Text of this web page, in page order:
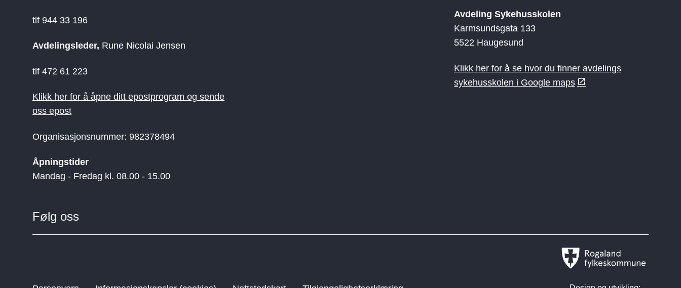
tlf 944 33 196
Avdelingsleder, Rune Nicolai Jensen
tlf 472 61 223
Klikk her for å åpne ditt epostprogram og sende
oss epost
Organisasjonsnummer: 982378494
Åpningstider
Mandag - Fredag kl. 08.00 - 15.00
Avdeling Sykehusskolen
Karmsundsgata 133
5522 Haugesund
Klikk her for å se hvor du finner avdelings
sykehusskolen i Google maps
Følg oss
Rogaland